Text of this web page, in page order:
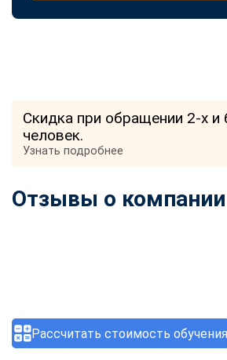
Рассчитать стоимость обучения
Скидка при обращении 2-х и
человек.
Узнать подробнее
Отзывы о компании